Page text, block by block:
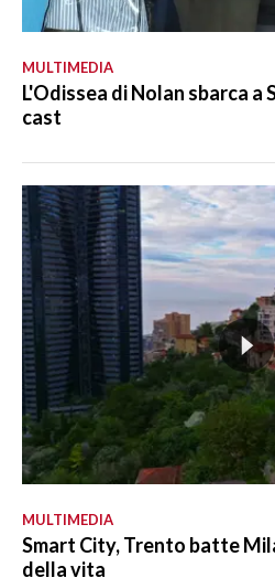
MULTIMEDIA
L'Odissea di Nolan sbarca a
cast
MULTIMEDIA
Smart City, Trento batte
della vita